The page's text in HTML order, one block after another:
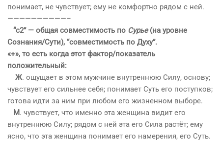
понимает, не чувствует; ему не комфортно рядом с ней.
——————————–
“с2” — общая совместимость по Сурье (на уровне
Сознания/Сути), “совместимость по Духу”.
«+», то есть когда этот фактор/показатель
положительный:
Ж. ощущает в этом мужчине внутреннюю Силу, основу;
чувствует его сильнее себя; понимает Суть его поступков;
готова идти за ним при любом его жизненном выборе.
М. чувствует, что именно эта женщина видит его
внутреннюю Силу; рядом с ней эта его Сила растёт; ему
ясно, что эта женщина понимает его намерения, его Суть.